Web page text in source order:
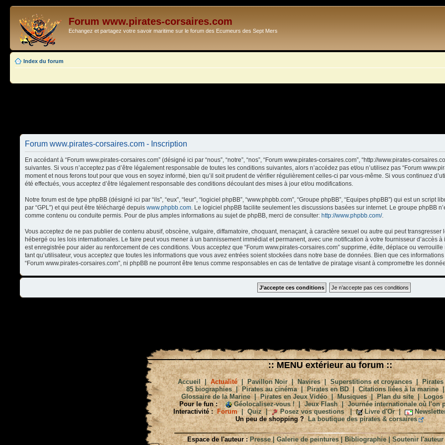
Forum www.pirates-corsaires.com
Echangez et partagez votre savoir maritime sur le forum des Ecumeurs des Sept Mers
Index du forum
Forum www.pirates-corsaires.com - Inscription
En accédant à “Forum www.pirates-corsaires.com” (désigné ici par “nous”, “notre”, “nos”, “Forum www.pirates-corsaires.com”, “http://www.pirates-
suivantes. Si vous n’acceptez pas d’être légalement responsable de toutes les conditions suivantes, alors n’accédez pas et/ou n’utilisez pas “Forum
moment et nous ferons tout pour que vous en soyez informé, bien qu’il soit prudent de vérifier régulièrement celles-ci par vous-même. Si vous continuez
été effectués, vous acceptez d’être légalement responsable des conditions découlant des mises à jour et/ou modifications.
Notre forum est de type phpBB (désigné ici par “ils”, “eux”, “leur”, “logiciel phpBB”, “www.phpbb.com”, “Groupe phpBB”, “Equipes phpBB”) qui est un script
par “GPL”) et qui peut être téléchargé depuis www.phpbb.com. Le logiciel phpBB facilite seulement les discussions basées sur internet. Le groupe phpBB
comme contenu ou conduite permis. Pour de plus amples informations au sujet de phpBB, merci de consulter: http://www.phpbb.com/.
Vous acceptez de ne pas publier de contenu abusif, obscène, vulgaire, diffamatoire, choquant, menaçant, à caractère sexuel ou autre qui peut transgresser
hébergé ou les lois internationales. Le faire peut vous mener à un bannissement immédiat et permanent, avec une notification à votre fournisseur d’accès
est enregistrée pour aider au renforcement de ces conditions. Vous acceptez que “Forum www.pirates-corsaires.com” supprime, édite, déplace ou
tant qu’utilisateur, vous acceptez que toutes les informations que vous avez entrées soient stockées dans notre base de données. Bien que ces
“Forum www.pirates-corsaires.com”, ni phpBB ne pourront être tenus comme responsables en cas de tentative de piratage visant à compromettre les
:: MENU extérieur au forum ::
Accueil |Actualité|Pavillon Noir|Navires|Superstitions et croyances|
85 biographies| Pirates au cinéma|Pirates en BD|Citations liées à la marine
Glossaire de la Marine|Pirates en Jeux Vidéo|Musiques|Plan du site|Logos
Pour le fun :
Géolocalisez-vous !|Jeux Flash|Journée internationale où l'on
Interactivité : Forum| Quiz| Posez vos questions| Livre d'Or|
Un peu de shopping ?
La boutique des pirates & corsaires
Espace de l'auteur : Presse|Galerie de peintures|Bibliographie|Soutenir l'auteur